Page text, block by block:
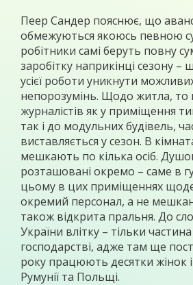
Пеер Сандер пояснює, що
обмежуються якоюсь певною
робітники самі беруть повну
заробітку наприкінці сезону –
усієї роботи уникнути
непорозумінь. Щодо житла, то
журналістів як у приміщення
так і до модульних будівель,
виставляється у сезон. В
мешкають по кілька осіб.
розташовані окремо – саме в
цьому в цих приміщеннях
окремий персонал, а не
також відкрита пральня. До
України влітку – тільки
господарстві, адже там ще
року працюють десятки жінок і
Румунії та Польщі.